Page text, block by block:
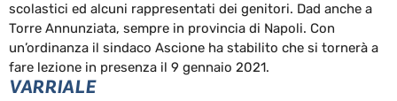
scolastici ed alcuni rappresentati dei genitori. Dad anche a
Torre Annunziata, sempre in provincia di Napoli. Con
un’ordinanza il sindaco Ascione ha stabilito che si tornerà a
fare lezione in presenza il 9 gennaio 2021.
VARRIALE